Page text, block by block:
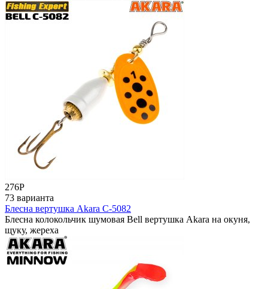
276Р
73 варианта
Блесна вертушка Akara C-5082
Блесна колокольчик шумовая Bell вертушка Akara на окуня,
щуку, жереха